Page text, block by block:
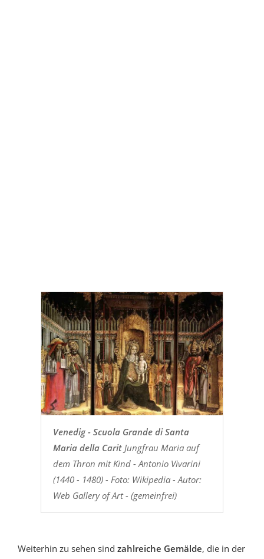
Venedig - Scuola Grande di Santa
Maria della CaritJungfrau Maria auf
dem Thron mit Kind - Antonio Vivarini
(1440 - 1480) - Foto: Wikipedia - Autor:
Web Gallery of Art - (gemeinfrei)
Weiterhin zu sehen sind zahlreiche Gemälde, die in der